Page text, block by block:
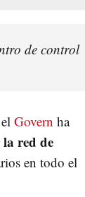
de control
Govern ha
red de
en todo el